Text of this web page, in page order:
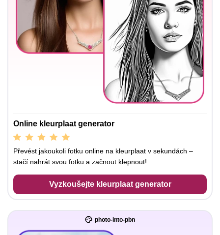
Online kleurplaat generator
Převést jakoukoli fotku online na kleurplaat v sekundách –
stačí nahrát svou fotku a začnout klepnout!
Vyzkoušejte kleurplaat generator
photo-into-pbn